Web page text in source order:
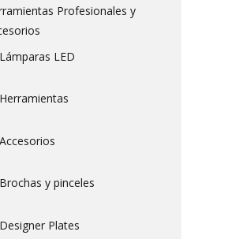
Profesionales y
LED
y pinceles
Plates